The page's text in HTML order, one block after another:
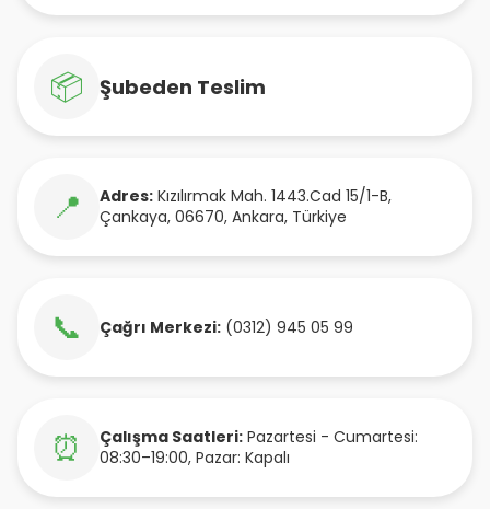
📦 Şubeden Teslim
📍 Adres: Kızılırmak Mah. 1443.Cad 15/1-B,
Çankaya, 06670, Ankara, Türkiye
📞 Çağrı Merkezi: (0312) 945 05 99
⏰ Çalışma Saatleri: Pazartesi - Cumartesi:
08:30–19:00, Pazar: Kapalı